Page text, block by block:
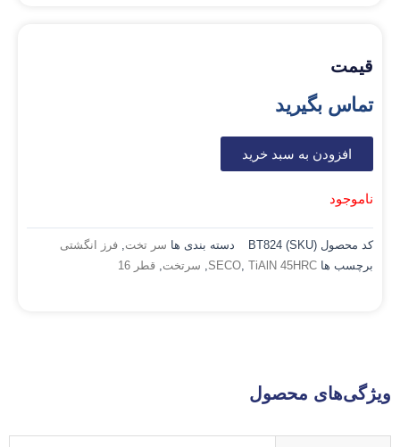
قیمت
تماس بگیرید
افزودن به سبد خرید
ناموجود
کد محصول (SKU) BT824 دسته بندی ها سر تخت فرز انگشتی
برچسب ها
SECO TiAlN 45HRC سرتخت قطر 16
ویژگی‌های محصول